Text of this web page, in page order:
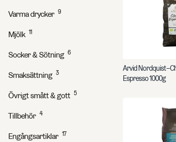
Sök efter sidor, produkter,
Varma drycker 9
Mjölk 11
Socker & Sötning 6
Smaksättning 3
Övrigt smått & gott 5
Tillbehör 4
Engångsartiklar 17
Arvid Nordquist –
Espresso 1000g